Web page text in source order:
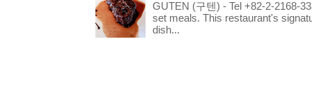
GUTEN (구텐) - Tel +82-2-2168-
set meals. This restaurant's
dish...